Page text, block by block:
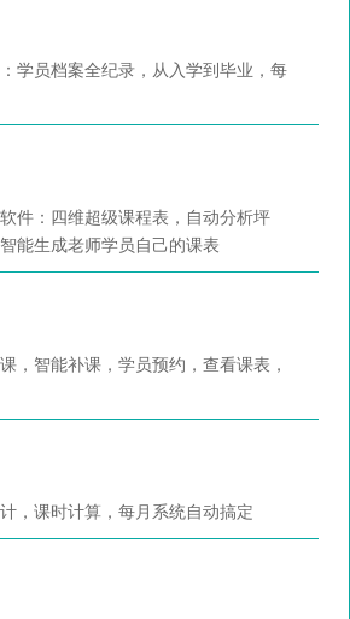
学员档案全纪录，从入学到毕业，每
件：四维超级课程表，自动分析坪
能生成老师学员自己的课表
，智能补课，学员预约，查看课表，
，课时计算，每月系统自动搞定